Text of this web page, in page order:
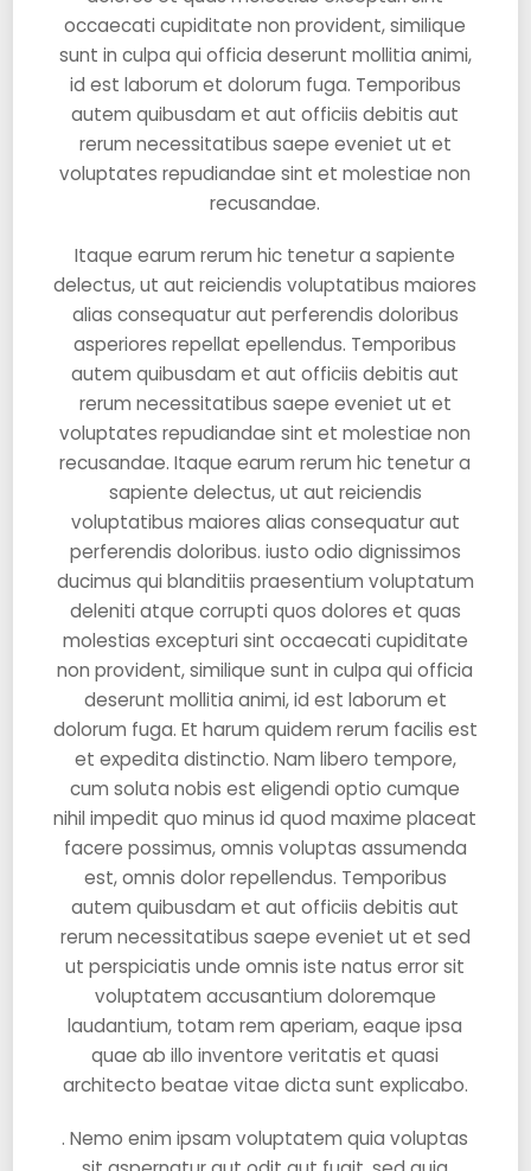
occaecati cupiditate non provident, similique
sunt in culpa qui officia deserunt mollitia animi,
id est laborum et dolorum fuga. Temporibus
autem quibusdam et aut officiis debitis aut
rerum necessitatibus saepe eveniet ut et
voluptates repudiandae sint et molestiae non
recusandae.
Itaque earum rerum hic tenetur a sapiente
delectus, ut aut reiciendis voluptatibus maiores
alias consequatur aut perferendis doloribus
asperiores repellat epellendus. Temporibus
autem quibusdam et aut officiis debitis aut
rerum necessitatibus saepe eveniet ut et
voluptates repudiandae sint et molestiae non
recusandae. Itaque earum rerum hic tenetur a
sapiente delectus, ut aut reiciendis
voluptatibus maiores alias consequatur aut
perferendis doloribus. iusto odio dignissimos
ducimus qui blanditiis praesentium voluptatum
deleniti atque corrupti quos dolores et quas
molestias excepturi sint occaecati cupiditate
non provident, similique sunt in culpa qui officia
deserunt mollitia animi, id est laborum et
dolorum fuga. Et harum quidem rerum facilis est
et expedita distinctio. Nam libero tempore,
cum soluta nobis est eligendi optio cumque
nihil impedit quo minus id quod maxime placeat
facere possimus, omnis voluptas assumenda
est, omnis dolor repellendus. Temporibus
autem quibusdam et aut officiis debitis aut
rerum necessitatibus saepe eveniet ut et sed
ut perspiciatis unde omnis iste natus error sit
voluptatem accusantium doloremque
laudantium, totam rem aperiam, eaque ipsa
quae ab illo inventore veritatis et quasi
architecto beatae vitae dicta sunt explicabo.
. Nemo enim ipsam voluptatem quia voluptas